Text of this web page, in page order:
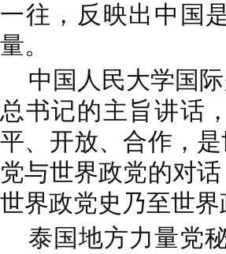
一往，反映出中国
量。
中国人民大学国
总书记的主旨讲话
平、开放、合作，
党与世界政党的对
世界政党史乃至世
泰国地方力量党